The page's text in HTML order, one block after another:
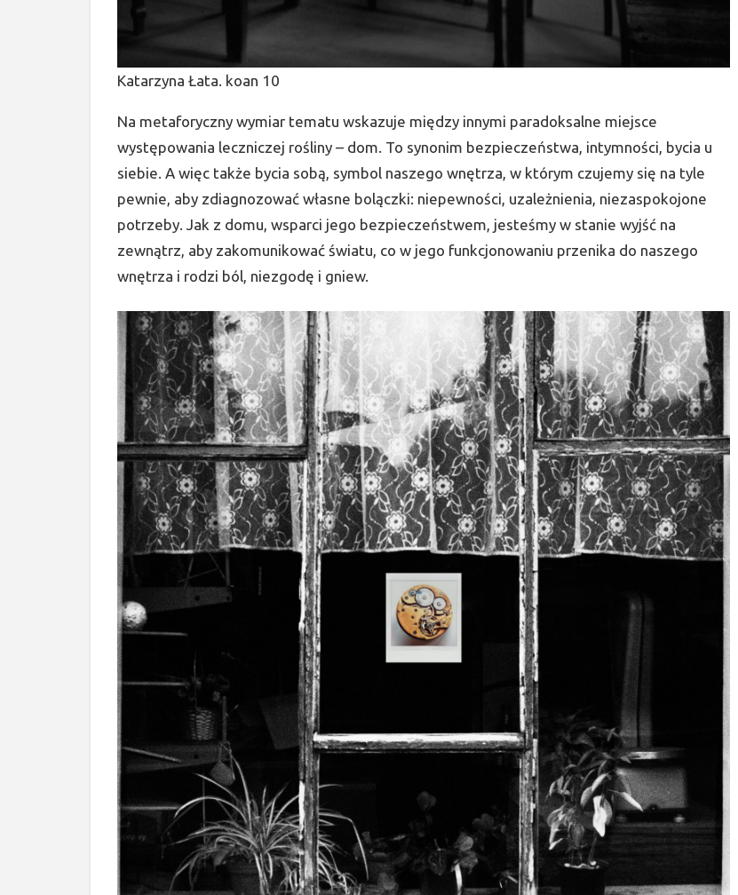
Katarzyna Łata. koan 10
Na metaforyczny wymiar tematu wskazuje między innymi paradoksalne miejsce
występowania leczniczej rośliny – dom. To synonim bezpieczeństwa, intymności, bycia u
siebie. A więc także bycia sobą, symbol naszego wnętrza, w którym czujemy się na tyle
pewnie, aby zdiagnozować własne bolączki: niepewności, uzależnienia, niezaspokojone
potrzeby. Jak z domu, wsparci jego bezpieczeństwem, jesteśmy w stanie wyjść na
zewnątrz, aby zakomunikować światu, co w jego funkcjonowaniu przenika do naszego
wnętrza i rodzi ból, niezgodę i gniew.